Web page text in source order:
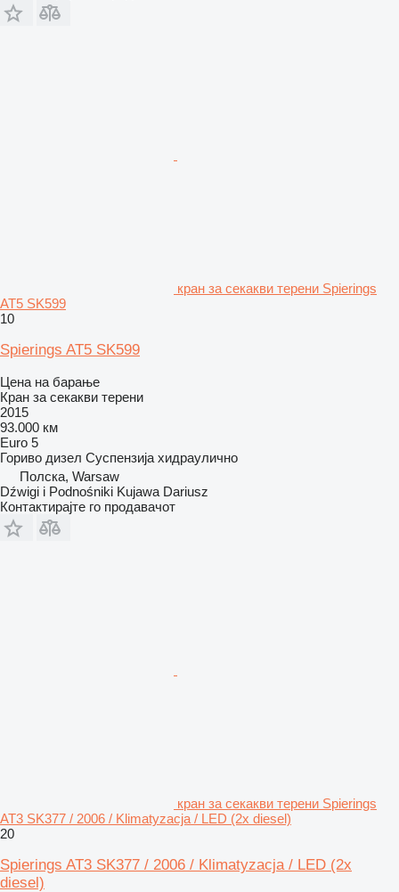
кран за секакви терени Spierings
AT5 SK599
10
Spierings AT5 SK599
Цена на барање
Кран за секакви терени
2015
93.000 км
Euro 5
Гориво дизел Суспензија хидраулично
Полска, Warsaw
Dźwigi i Podnośniki Kujawa Dariusz
Контактирајте го продавачот
кран за секакви терени Spierings
AT3 SK377 / 2006 / Klimatyzacja / LED (2x diesel)
20
Spierings AT3 SK377 / 2006 / Klimatyzacja / LED (2x
diesel)